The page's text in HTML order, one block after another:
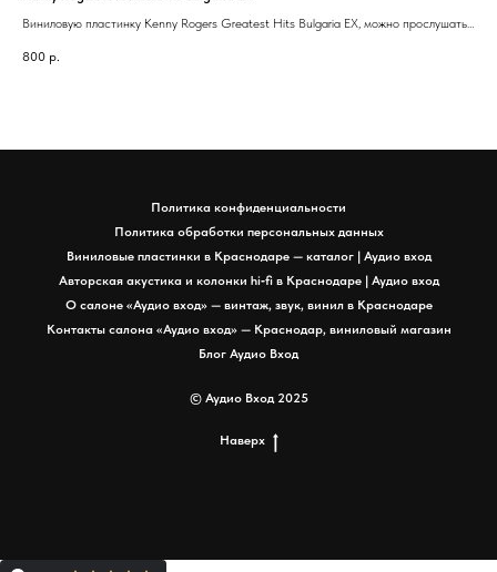
Виниловую пластинку Kenny Rogers Greatest Hits Bulgaria EX, можно прослушать
800 р.
Политика конфиденциальности
Политика обработки персональных данных
Виниловые пластинки в Краснодаре — каталог | Аудио вход
Авторская акустика и колонки hi‑fi в Краснодаре | Аудио вход
О салоне «Аудио вход» — винтаж, звук, винил в Краснодаре
Контакты салона «Аудио вход» — Краснодар, виниловый магазин
Блог Аудио Вход
© Аудио Вход 2025
Наверх